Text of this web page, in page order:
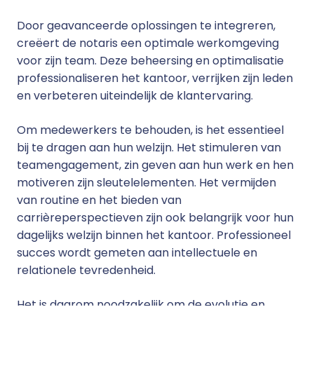
Door geavanceerde oplossingen te integreren,
creëert de notaris een optimale werkomgeving
voor zijn team. Deze beheersing en optimalisatie
professionaliseren het kantoor, verrijken zijn leden
en verbeteren uiteindelijk de klantervaring.
Om medewerkers te behouden, is het essentieel
bij te dragen aan hun welzijn. Het stimuleren van
teamengagement, zin geven aan hun werk en hen
motiveren zijn sleutelelementen. Het vermijden
van routine en het bieden van
carrièreperspectieven zijn ook belangrijk voor hun
dagelijks welzijn binnen het kantoor. Professioneel
succes wordt gemeten aan intellectuele en
relationele tevredenheid.
Het is daarom noodzakelijk om de evolutie en